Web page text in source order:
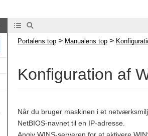
Portalens top > Manualens top >
Konfiguration af
Når du bruger maskinen i et
NetBIOS-navnet til en IP-adresse.